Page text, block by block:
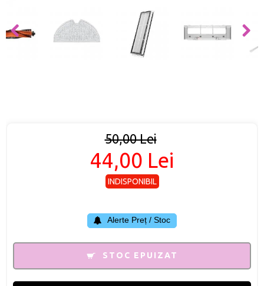
50,00 Lei
44,00 Lei
INDISPONIBIL
Alerte Preț / Stoc
STOC EPUIZAT